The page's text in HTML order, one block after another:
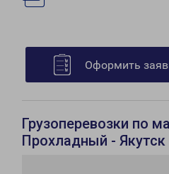
Оформить
Грузоперевозки по
Прохладный - Якутск